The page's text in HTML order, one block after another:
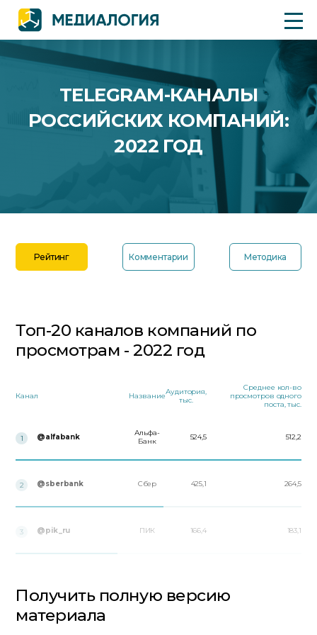
TELEGRAM-КАНАЛЫ
РОССИЙСКИХ КОМПАНИЙ:
2022 ГОД
Рейтинг Комментарии Методика
Топ-20 каналов компаний по
просмотрам - 2022 год
Канал НазваниеАудитория,
тыс.
Среднее кол-во
просмотров одного
поста, тыс.
1 @alfabank
Альфа-
Банк
524,5 512,2
2 @sberbank Сбер 425,1 264,5
3 @pik_ru ПИК 166,4 183,1
Получить полную версию
материала